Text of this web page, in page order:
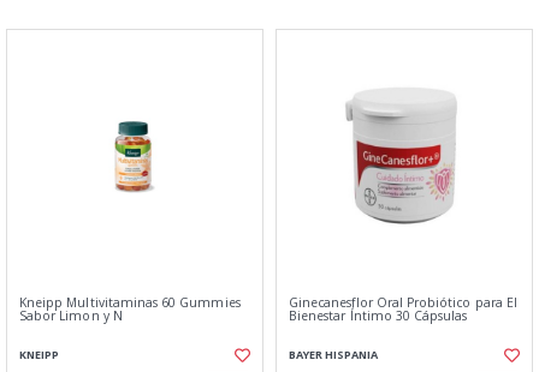
Kneipp Multivitaminas 60 Gummies
Sabor Limon y N
KNEIPP
Ginecanesflor Oral Probiótico para El
Bienestar Íntimo 30 Cápsulas
BAYER HISPANIA